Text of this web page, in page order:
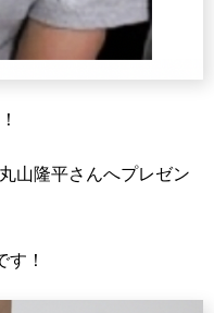
山隆平さんへプレゼン
！